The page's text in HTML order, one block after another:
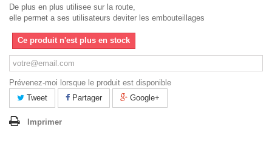
De plus en plus utilisee sur la route,
elle permet a ses utilisateurs deviter les embouteillages
Ce produit n'est plus en stock
Prévenez-moi lorsque le produit est disponible
Tweet
Partager Google+
Imprimer